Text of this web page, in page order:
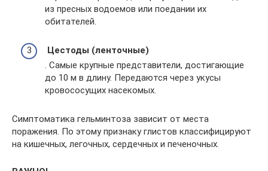
из пресных водоемов или поедании их
обитателей.
Цестоды (ленточные)
. Самые крупные представители, достигающие
до 10 м в длину. Передаются через укусы
кровососущих насекомых.
Симптоматика гельминтоза зависит от места
поражения. По этому признаку глистов классифицируют
на кишечных, легочных, сердечных и печеночных.